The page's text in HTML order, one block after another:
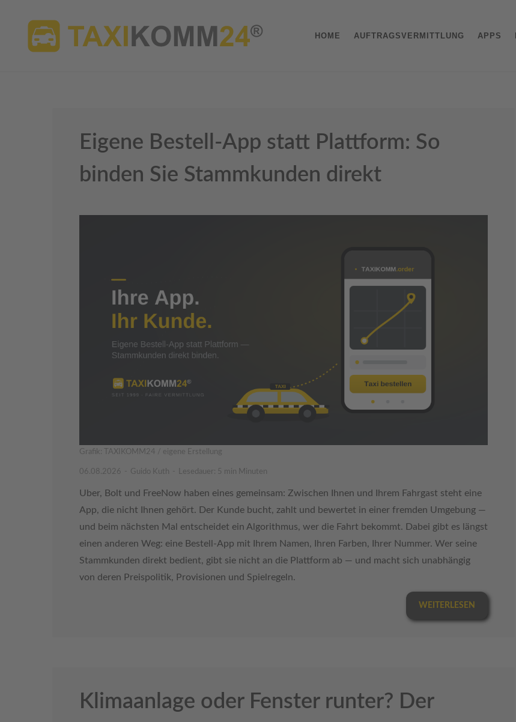
HOME AUFTRAGSVERMITTLUNG APPS
Eigene Bestell-App statt Plattform: So
binden Sie Stammkunden direkt
Grafik: TAXIKOMM24 / eigene Erstellung
06.08.2026 Guido Kuth Lesedauer: 5 min Minuten
Uber, Bolt und FreeNow haben eines gemeinsam: Zwischen Ihnen und Ihrem Fahrgast steht eine
App, die nicht Ihnen gehört. Der Kunde bucht, zahlt und bewertet in einer fremden Umgebung —
und beim nächsten Mal entscheidet ein Algorithmus, wer die Fahrt bekommt. Dabei gibt es längst
einen anderen Weg: eine Bestell-App mit Ihrem Namen, Ihren Farben, Ihrer Nummer. Wer seine
Stammkunden direkt bedient, gibt sie nicht an die Plattform ab — und macht sich unabhängig
von deren Preispolitik, Provisionen und Spielregeln.
WEITERLESEN
Klimaanlage oder Fenster runter? Der